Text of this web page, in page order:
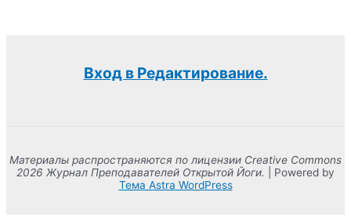
Вход в Редактирование.
Материалы распространяются по лицензии Creative Commons
2026 Журнал Преподавателей Открытой Йоги.
| Powered by
Тема Astra WordPress